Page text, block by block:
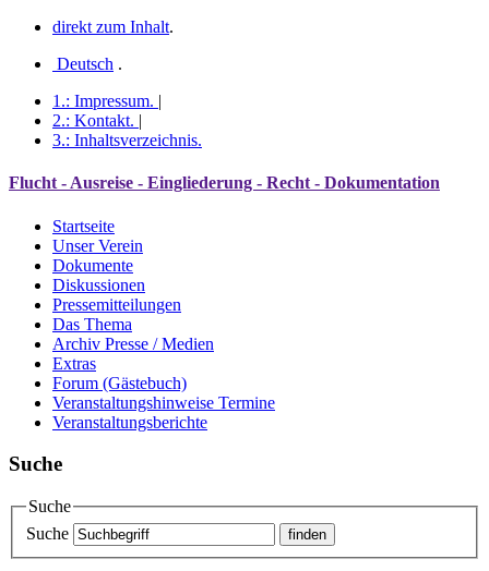
direkt zum Inhalt.
Deutsch .
1.: Impressum. |
2.: Kontakt. |
3.: Inhaltsverzeichnis.
Flucht - Ausreise - Eingliederung - Recht - Dokumentation
Startseite
Unser Verein
Dokumente
Diskussionen
Pressemitteilungen
Das Thema
Archiv Presse / Medien
Extras
Forum (Gästebuch)
Veranstaltungshinweise Termine
Veranstaltungsberichte
Suche
Suche
Suche